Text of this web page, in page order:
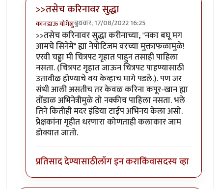
>>तसेच करिनावर सुद्धा
कानडाऊ योगेशुबुधवार, 17/08/2022 16:25
In reply toबहिष्कारbyअगम्य
>>तसेच करिनावर सुद्धा करीनाच्या, "नका बघू मग
आमचे सिनेमे" ह्या नेपोटिजम वरच्या मुक्ताफळामुळे!
एरवी चढ्ढा मी चित्रपट गृहात पाहुन तसाही पाहिला
नसता. (चित्रपट गृहात जाऊन चित्रपट पाहण्यासाठी
उतावीळ होण्याचे वय केव्हाच मागे पडले.). पण जर
संधी आली असतीच तर केवळ करिना कपूर-खान ह्या
तोंडाळ अभिनेत्रीमुळे तो नक्कीच पाहिला नसता. भले
तिने कितीही मदर इंडिया टाईप अभिनय केला असो.
प्रेक्षकांना गृहीत धरणारा कोणताही कलाकार जाम
डोक्यात जातो.
प्रतिसाद देण्यासाठीलॉग इन कराकिंवासदस्य व्हा